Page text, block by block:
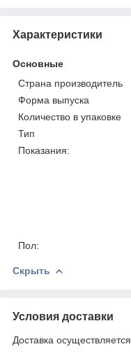
Характеристики
Основные
Страна производитель
Форма выпуска
Количество в упаковке
Тип
Показания:
Пол:
Скрыть
Условия доставки
Доставка